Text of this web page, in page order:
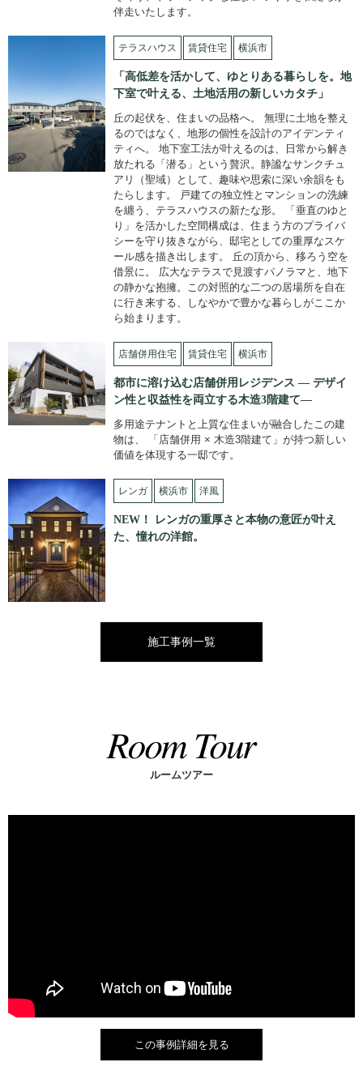
伴走いたします。
テラスハウス 賃貸住宅 横浜市
「高低差を活かして、ゆとりある暮らしを。地
下室で叶える、土地活用の新しいカタチ」
丘の起伏を、住まいの品格へ。 無理に土地を整え
るのではなく、地形の個性を設計のアイデンティ
ティへ。 地下室工法が叶えるのは、日常から解き
放たれる「潜る」という贅沢。静謐なサンクチュ
アリ（聖域）として、趣味や思索に深い余韻をも
たらします。 戸建ての独立性とマンションの洗練
を纏う、テラスハウスの新たな形。 「垂直のゆと
り」を活かした空間構成は、住まう方のプライバ
シーを守り抜きながら、邸宅としての重厚なスケ
ール感を描き出します。 丘の頂から、移ろう空を
借景に。 広大なテラスで見渡すパノラマと、地下
の静かな抱擁。この対照的な二つの居場所を自在
に行き来する、しなやかで豊かな暮らしがここか
ら始まります。
店舗併用住宅 賃貸住宅 横浜市
都市に溶け込む店舗併用レジデンス — デザイ
ン性と収益性を両立する木造3階建て—
多用途テナントと上質な住まいが融合したこの建
物は、 「店舗併用 × 木造3階建て」が持つ新しい
価値を体現する一邸です。
レンガ 横浜市 洋風
NEW！ レンガの重厚さと本物の意匠が叶え
た、憧れの洋館。
施工事例一覧
ルームツアー
この事例詳細を見る